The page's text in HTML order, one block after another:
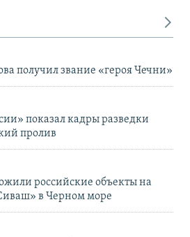
получил звание «героя Чечни»
показал кадры разведки
пролив
российские объекты на
в Черном море